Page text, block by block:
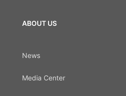
ABOUT US
News
Media Center